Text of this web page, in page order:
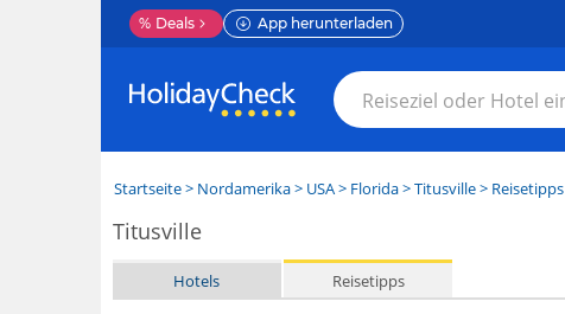
% Deals App herunterladen
Startseite> Nordamerika> USA> Florida>Titusville> Reisetipps
Titusville
Hotels Reisetipps